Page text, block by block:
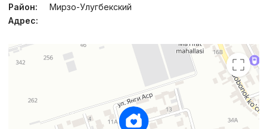
Район:
Мирзо-Улугбекский
Адрес: